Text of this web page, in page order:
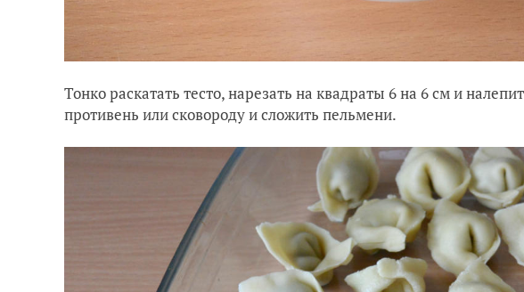
Тонко раскатать тесто, нарезать на квадраты 6 на 6 см и
противень или сковороду и сложить пельмени.